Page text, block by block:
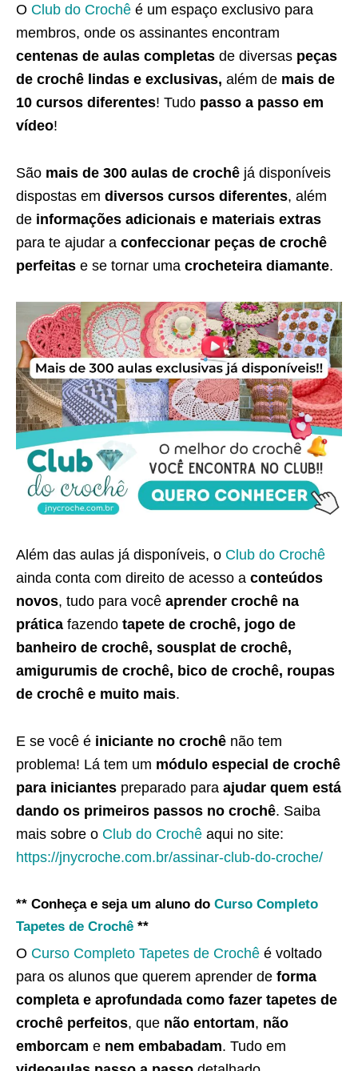
O Club do Crochê é um espaço exclusivo para
membros, onde os assinantes encontram
centenas de aulas completas de diversas peças
de crochê lindas e exclusivas, além de mais de
10 cursos diferentes! Tudo passo a passo em
vídeo!
São mais de 300 aulas de crochê já disponíveis
dispostas em diversos cursos diferentes, além
de informações adicionais e materiais extras
para te ajudar a confeccionar peças de crochê
perfeitas e se tornar uma crocheteira diamante.
Além das aulas já disponíveis, o Club do Crochê
ainda conta com direito de acesso a conteúdos
novos, tudo para você aprender crochê na
prática fazendo tapete de crochê, jogo de
banheiro de crochê, sousplat de crochê,
amigurumis de crochê, bico de crochê, roupas
de crochê e muito mais.
E se você é iniciante no crochê não tem
problema! Lá tem um módulo especial de crochê
para iniciantes preparado para ajudar quem está
dando os primeiros passos no crochê. Saiba
mais sobre o Club do Crochê aqui no site:
https://jnycroche.com.br/assinar-club-do-croche/
** Conheça e seja um aluno do Curso Completo
Tapetes de Crochê **
O Curso Completo Tapetes de Crochê é voltado
para os alunos que querem aprender de forma
completa e aprofundada como fazer tapetes de
crochê perfeitos, que não entortam, não
emborcam e nem embabadam. Tudo em